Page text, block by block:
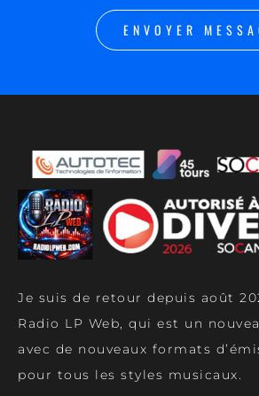
ENVOYER
Je suis de retour depuis août
Radio LP Web, qui est un
avec de nouveaux formats
pour tous les styles musicaux.